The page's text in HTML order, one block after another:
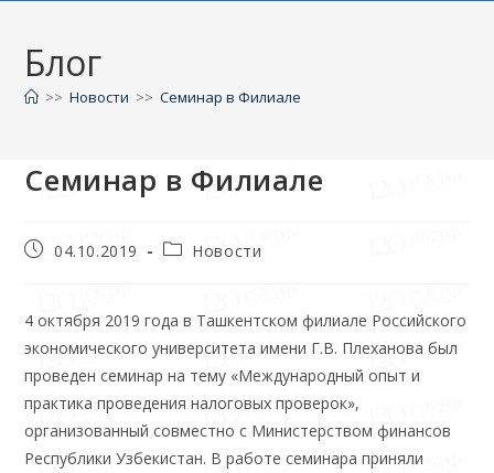
Блог
>> Новости >> Семинар в Филиале
Семинар в Филиале
04.10.2019 Новости
4 октября 2019 года в Ташкентском филиале Российского
экономического университета имени Г.В. Плеханова был
проведен семинар на тему «Международный опыт и
практика проведения налоговых проверок»,
организованный совместно с Министерством финансов
Республики Узбекистан. В работе семинара приняли